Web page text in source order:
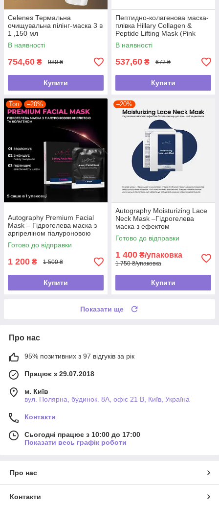
Celenes Термальна
очищувальна пілінг-маска 3 в
1 ,150 мл
В наявності
754,60 ₴ 980 ₴
Купити
Пептидно-колагенова маска-
плівка Hillary Collagen &
Peptide Lifting Mask (Pink
Edition), 90 мл
В наявності
537,60 ₴ 672 ₴
Купити
Топ –20%
Autography Premium Facial
Mask – Гідрогелева маска з
аргіреліном гіалуроновою
кислотою колагеном, 5саше в
1уп
Готово до відправки
1 200 ₴ 1 500 ₴
Купити
–20%
Autography Moisturizing Lace
Neck Mask –Гідрогелева
маска з ефектом
ботулотоксину для зони шиї
та декольте
Готово до відправки
1 400 ₴/упаковка
1 750 ₴/упаковка
Купити
Показати ще
Про нас
95% позитивних з 97 відгуків за рік
Працює з 29.07.2018
м. Київ
вул. Полярна, будинок. 8А, офіс 21 В, Київ, Україна
Контакти
Сьогодні працює з 10:00 до 17:00
Показати весь графік роботи
Про нас
Контакти